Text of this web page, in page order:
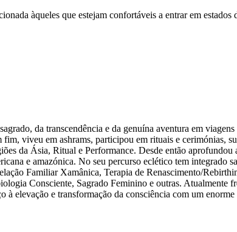
àqueles que estejam confortáveis a entrar em estados
da transcendência e da genuína aventura em
viveu em ashrams, participou em rituais e cerimónias,
da Ásia, Ritual e Performance. Desde então
e amazónica. No seu percurso eclético tem integrado
Familiar Xamânica, Terapia de Renascimento/
Consciente, Sagrado Feminino e outras. Atualmente
à elevação e transformação da consciência com um